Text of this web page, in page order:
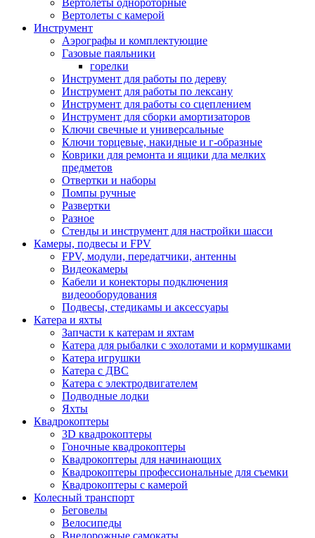
Вертолеты однороторные
Вертолеты с камерой
Инструмент
Аэрографы и комплектующие
Газовые паяльники
горелки
Инструмент для работы по дереву
Инструмент для работы по лексану
Инструмент для работы со сцеплением
Инструмент для сборки амортизаторов
Ключи свечные и универсальные
Ключи торцевые, накидные и г-образные
Коврики для ремонта и ящики дла мелких
предметов
Отвертки и наборы
Помпы ручные
Развертки
Разное
Стенды и инструмент для настройки шасси
Камеры, подвесы и FPV
FPV, модули, передатчики, антенны
Видеокамеры
Кабели и конекторы подключения
видеооборудования
Подвесы, стедикамы и аксессуары
Катера и яхты
Запчасти к катерам и яхтам
Катера для рыбалки с эхолотами и кормушками
Катера игрушки
Катера с ДВС
Катера с электродвигателем
Подводные лодки
Яхты
Квадрокоптеры
3D квадрокоптеры
Гоночные квадрокоптеры
Квадрокоптеры для начинающих
Квадрокоптеры профессиональные для съемки
Квадрокоптеры с камерой
Колесный транспорт
Беговелы
Велосипеды
Внедорожные самокаты